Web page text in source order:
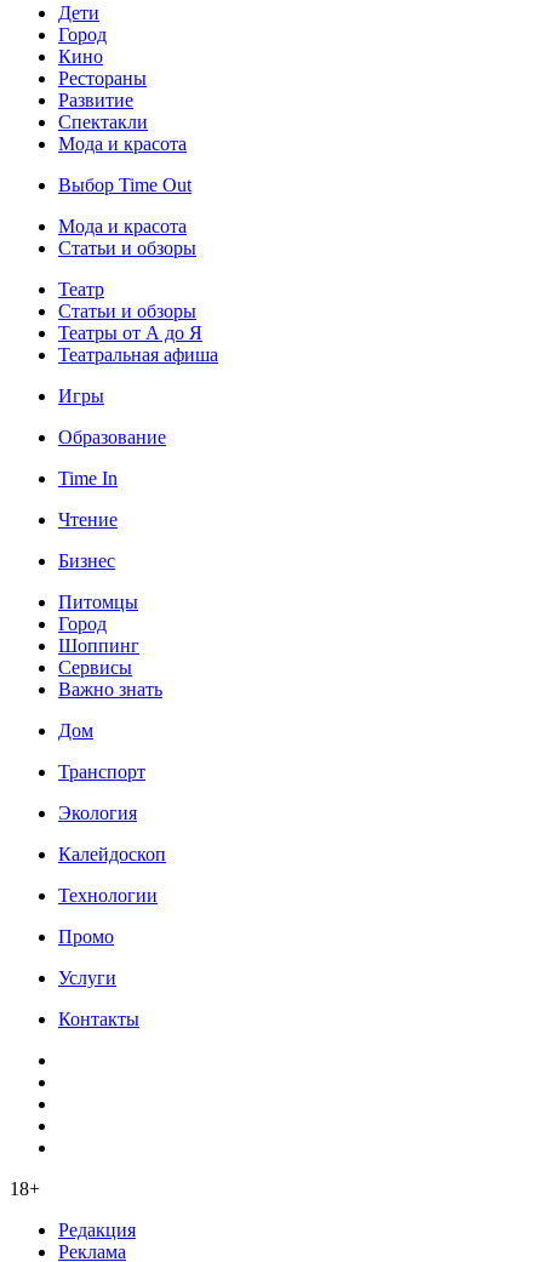
Дети
Город
Кино
Рестораны
Развитие
Спектакли
Мода и красота
Выбор Time Out
Мода и красота
Статьи и обзоры
Театр
Статьи и обзоры
Театры от А до Я
Театральная афиша
Игры
Образование
Time In
Чтение
Бизнес
Питомцы
Город
Шоппинг
Сервисы
Важно знать
Дом
Транспорт
Экология
Калейдоскоп
Технологии
Промо
Услуги
Контакты
18+
Редакция
Реклама